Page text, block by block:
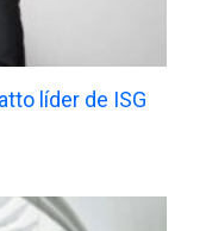
líder de ISG